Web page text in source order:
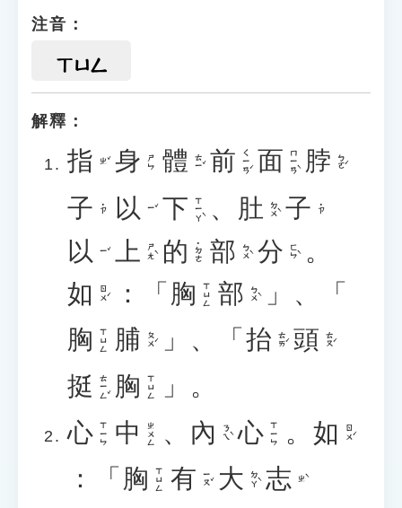
注音：
ㄒㄩㄥ
解釋：
指 ㄓˇ 身 ㄕㄣ 體 ㄊㄧˇ 前 ㄑㄧㄢˊ 面 ㄇㄧㄢˋ 脖 ㄅㄛˊ
子 ˙ㄗ 以 ㄧˇ 下 ㄒㄧㄚˋ 、 肚 ㄉㄨˋ 子 ˙ㄗ
以 ㄧˇ 上 ㄕㄤˋ 的 ˙ㄉㄜ 部 ㄅㄨˋ 分 ㄈㄣˋ 。
如 ㄖㄨˊ ：「 胸 ㄒㄩㄥ 部 ㄅㄨˋ
」、「
胸 ㄒㄩㄥ 脯 ㄆㄨˊ 」、「 抬 ㄊㄞˊ 頭 ㄊㄡˊ
挺 ㄊㄧㄥˇ 胸 ㄒㄩㄥ
」。
心 ㄒㄧㄣ 中 ㄓㄨㄥ 、 內 ㄋㄟˋ 心 ㄒㄧㄣ 。 如 ㄖㄨˊ
：「 胸 ㄒㄩㄥ 有 ㄧㄡˇ 大 ㄉㄚˋ 志 ㄓˋ